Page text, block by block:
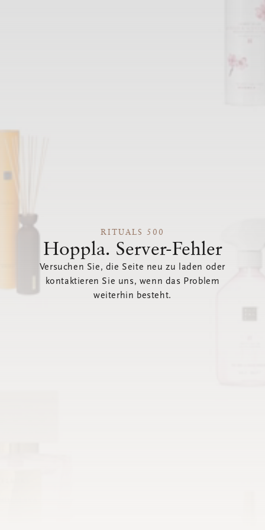
RITUALS 500
Hoppla. Server-Fehler
Versuchen Sie, die Seite neu zu laden oder
kontaktieren Sie uns, wenn das Problem
weiterhin besteht.